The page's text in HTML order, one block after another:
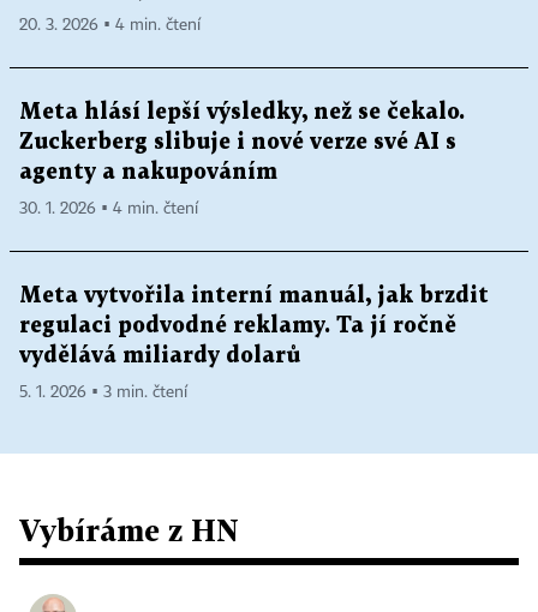
20. 3. 2026 ▪ 4 min. čtení
Meta hlásí lepší výsledky, než se čekalo.
Zuckerberg slibuje i nové verze své AI s
agenty a nakupováním
30. 1. 2026 ▪ 4 min. čtení
Meta vytvořila interní manuál, jak brzdit
regulaci podvodné reklamy. Ta jí ročně
vydělává miliardy dolarů
5. 1. 2026 ▪ 3 min. čtení
Vybíráme z HN